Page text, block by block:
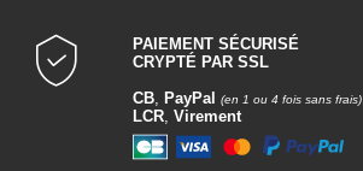
PAIEMENT SÉCURISÉ
CRYPTÉ PAR SSL
CB PayPal (en 1 ou 4 fois sans frais)
LCR Virement